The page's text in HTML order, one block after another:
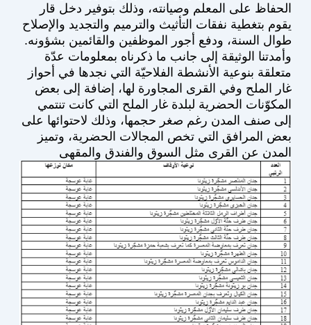
الحفاظ على المعلم وصيانته، وذلك بتوفير دخل قار
يقوم بتغطية نفقات التأثيث والترميم والتجديد والإصلاح
طوال السنة، ودفع أجور الموظفين والقائمين بشؤونه.
وأمدتنا الوثيقة إلى جانب ما ذكرناه بمعلومات عدّة
متعلقة بنوعية الأنشطة الفلاحيّة التي نجدها في أحواز
غار الملح وفي القرى المجاورة لها، إضافة إلى بعض
المكوّنات الحضرية لبلدة غار الملح التي كانت تنتمي
إلى صنف المدن رغم صغر حجمها، وذلك لاحتوائها على
بعض المرافق التي تخص المجالات الحضرية، وتميز
المدن عن القرى مثل السوق والفندق والمقهى